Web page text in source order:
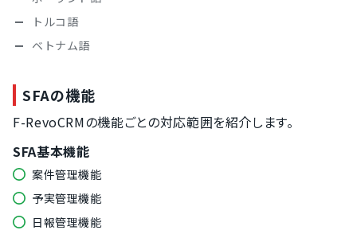
トルコ語
ベトナム語
SFAの機能
F-RevoCRMの機能ごとの対応範囲を紹介します。
SFA基本機能
案件管理機能
予実管理機能
日報管理機能